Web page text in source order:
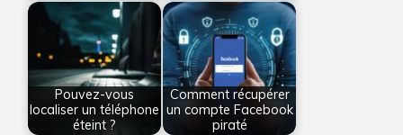
Pouvez-vous
localiser un téléphone
éteint ?
Comment récupérer
un compte Facebook
piraté